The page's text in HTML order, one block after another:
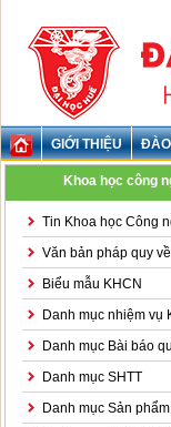
GIỚI THIỆU
Khoa học công
Tin Khoa học Công
Văn bản pháp quy
Biểu mẫu KHCN
Danh mục nhiệm vụ
Danh mục Bài báo
Danh mục SHTT
Danh mục Sản